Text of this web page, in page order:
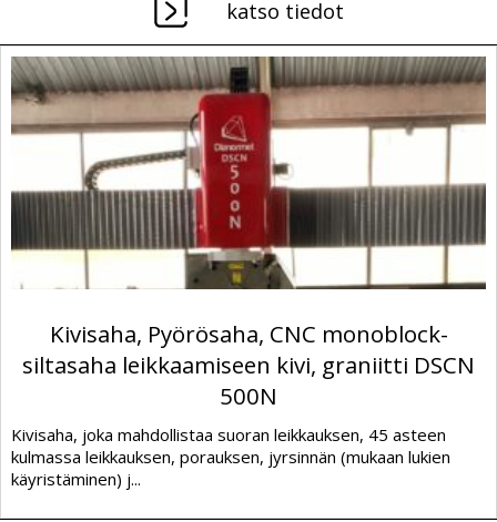
katso tiedot
Kivisaha, Pyörösaha, CNC monoblock-
siltasaha leikkaamiseen kivi, graniitti DSCN
500N
Kivisaha, joka mahdollistaa suoran leikkauksen, 45 asteen
kulmassa leikkauksen, porauksen, jyrsinnän (mukaan lukien
käyristäminen) j...